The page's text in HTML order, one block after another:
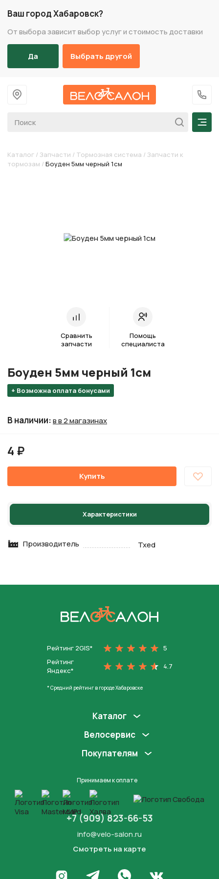
Ваш город Хабаровск?
От выбора зависит выбор услуг и стоимость доставки
Да Выбрать другой
На главную
+7
Каталог / Запчасти / Тормозная система / Запчасти к
тормозам / Боуден 5мм черный 1см
Сравнить
запчасти
Помощь
специалиста
+ Возможна оплата бонусами
Боуден 5мм черный 1см
В наличии:в в 2 магазинах
4 ₽
Купить
Характеристики
Производитель Txed
Рейтинг 2GIS*
5
Рейтинг
Яндекс*
4.7
* Средний рейтинг в городе Хабаровске
Каталог
Велосервис
Покупателям
Принимаем к оплате
+7 (909) 823-66-53
info@velo-salon.ru
Смотреть на карте
Перейти в Инстаграм
Написать в Телеграм
Написать в WhatsApp
Перейти во